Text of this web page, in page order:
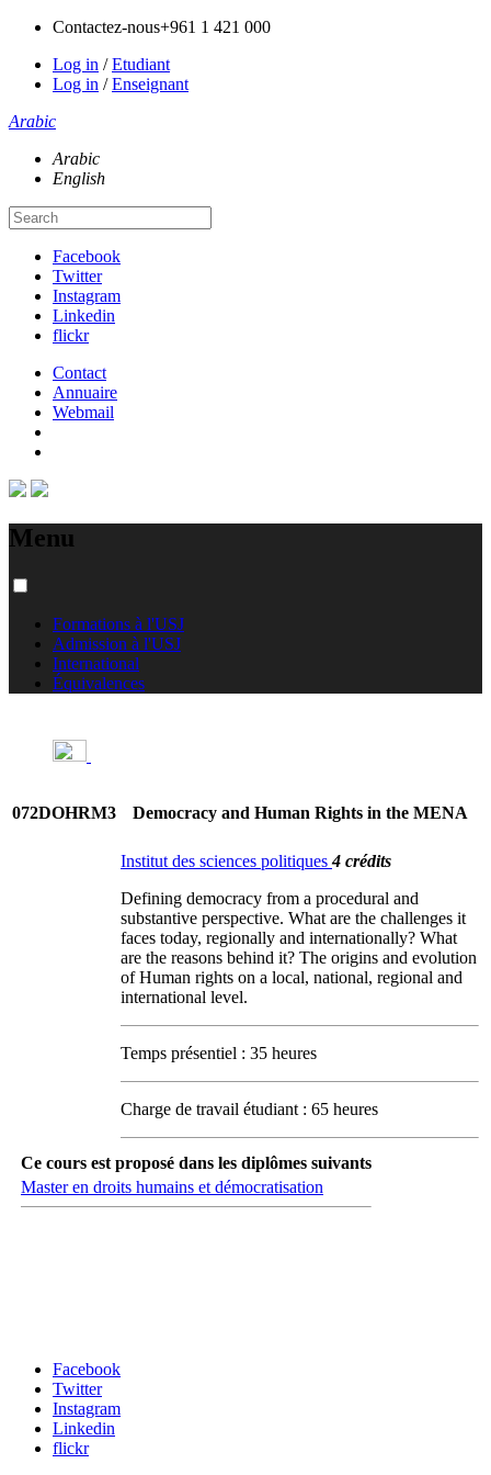
Contactez-nous+961 1 421 000
Log in /Etudiant
Log in /Enseignant
Arabic
Arabic
English
Facebook
Twitter
Instagram
Linkedin
flickr
Contact
Annuaire
Webmail
Menu
Formations à l'USJ
Admission à l'USJ
International
Équivalences
072DOHRM3 Democracy and Human Rights in the MENA
Institut des sciences politiques4 crédits
Defining democracy from a procedural and
substantive perspective. What are the challenges it
faces today, regionally and internationally? What
are the reasons behind it? The origins and evolution
of Human rights on a local, national, regional and
international level.
Temps présentiel : 35 heures
Charge de travail étudiant : 65 heures
Ce cours est proposé dans les diplômes suivants
Master en droits humains et démocratisation
Facebook
Twitter
Instagram
Linkedin
flickr